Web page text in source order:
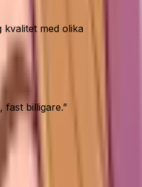
kvalitet med olika
fast billigare.”